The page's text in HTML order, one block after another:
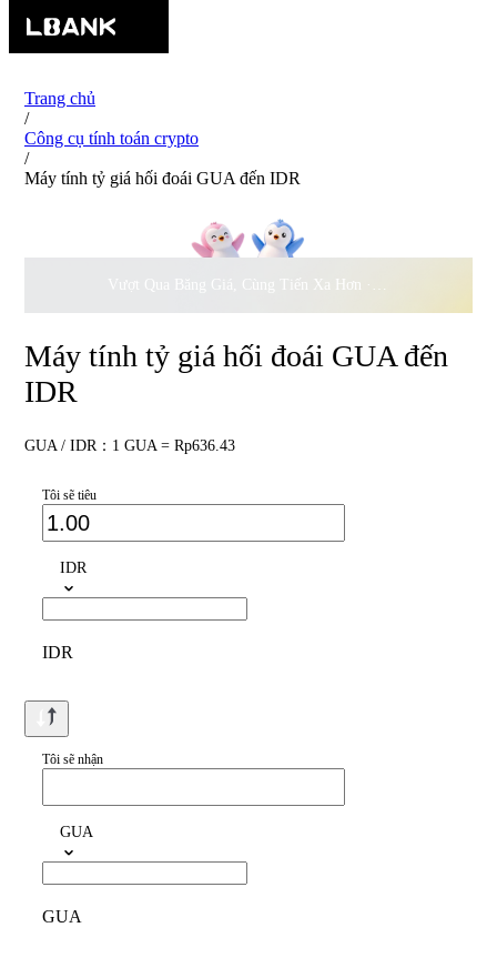
Trang chủ
/
Công cụ tính toán crypto
/
Máy tính tỷ giá hối đoái GUA đến IDR
Vượt Qua Băng Giá, Cùng Tiến Xa Hơn ·500.000
Máy tính tỷ giá hối đoái GUA đến
IDR
GUA / IDR：1 GUA = Rp636.43
Tôi sẽ tiêu
IDR
IDR
Tôi sẽ nhận
GUA
GUA